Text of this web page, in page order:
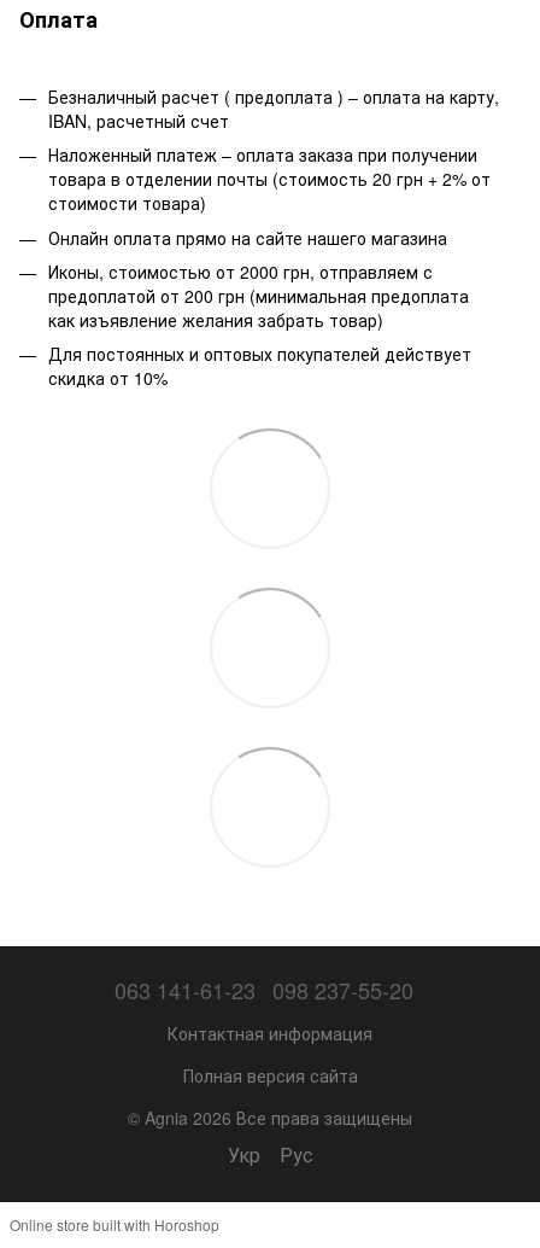
Оплата
Безналичный расчет ( предоплата ) – оплата на карту,
IBAN, расчетный счет
Наложенный платеж – оплата заказа при получении
товара в отделении почты (стоимость 20 грн + 2% от
стоимости товара)
Онлайн оплата прямо на сайте нашего магазина
Иконы, стоимостью от 2000 грн, отправляем с
предоплатой от 200 грн (минимальная предоплата
как изъявление желания забрать товар)
Для постоянных и оптовых покупателей действует
скидка от 10%
063 141-61-23 098 237-55-20
Контактная информация
Полная версия сайта
© Agnia 2026 Все права защищены
Укр Рус
Online store built with Horoshop